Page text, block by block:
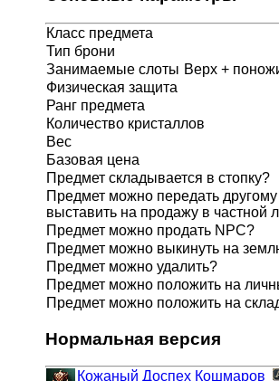
Класс предмета
Тип брони
Занимаемые слоты Верх +
Физическая защита
Ранг предмета
Количество кристаллов
Вес
Базовая цена
Предмет складывается в стопку?
Предмет можно передать другому
выставить на продажу в частной
Предмет можно продать NPC?
Предмет можно выкинуть на
Предмет можно удалить?
Предмет можно положить на
Предмет можно положить на
Нормальная версия
Кожаный Доспех Кошмаров